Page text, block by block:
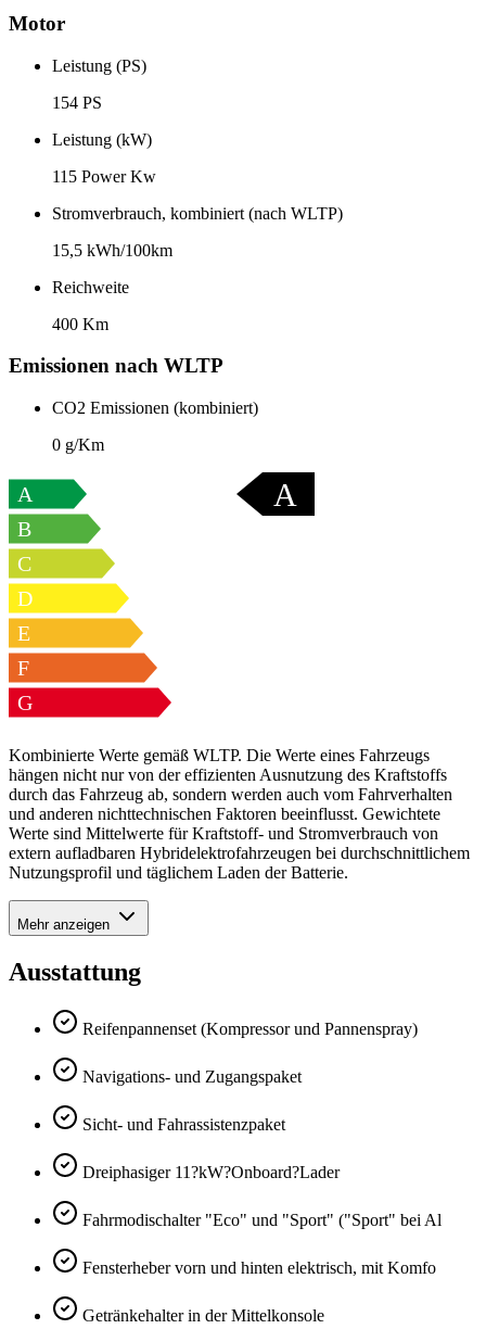
Motor
Leistung (PS)
154 PS
Leistung (kW)
115 Power Kw
Stromverbrauch, kombiniert (nach WLTP)
15,5 kWh/100km
Reichweite
400 Km
Emissionen nach WLTP
CO2 Emissionen (kombiniert)
0 g/Km
A A
B
C
D
E
F
G
Kombinierte Werte gemäß WLTP. Die Werte eines Fahrzeugs
hängen nicht nur von der effizienten Ausnutzung des Kraftstoffs
durch das Fahrzeug ab, sondern werden auch vom Fahrverhalten
und anderen nichttechnischen Faktoren beeinflusst. Gewichtete
Werte sind Mittelwerte für Kraftstoff- und Stromverbrauch von
extern aufladbaren Hybridelektrofahrzeugen bei durchschnittlichem
Nutzungsprofil und täglichem Laden der Batterie.
Mehr anzeigen
Ausstattung
Reifenpannenset (Kompressor und Pannenspray)
Navigations- und Zugangspaket
Sicht- und Fahrassistenzpaket
Dreiphasiger 11?kW?Onboard?Lader
Fahrmodischalter "Eco" und "Sport" ("Sport" bei Al
Fensterheber vorn und hinten elektrisch, mit Komfo
Getränkehalter in der Mittelkonsole